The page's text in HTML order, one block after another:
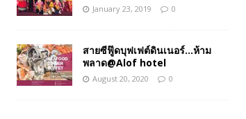
January 23, 2019 0
สายซีฟู๊ดบุฟเฟต์ดินเนอร์…ห้าม
พลาด@Alof hotel
August 20, 2020 0